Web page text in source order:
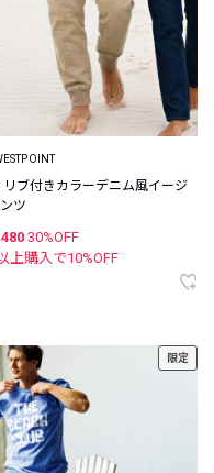
リブ付きカラーデニム風イージ
ツ
30%OFF
上購入で10%OFF
限定